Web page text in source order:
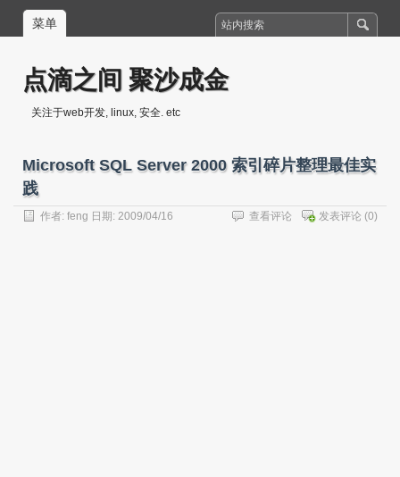
菜单
点滴之间 聚沙成金
关注于web开发, linux, 安全. etc
Microsoft SQL Server 2000 索引碎片整理最佳实
践
作者: feng 日期: 2009/04/16 发表评论 (0)
查看评论